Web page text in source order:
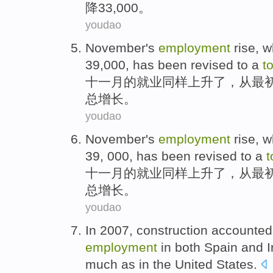
降33,000。
youdao
November's employment rise,
39,000, has been revised to a
十一月 的就业同样 上升了 ，从最
总增长。
youdao
November's employment rise,
39, 000, has been revised to a
十一月 的就业同样 上升了 ，从最
总增长。
youdao
In 2007, construction accounted
employment in both Spain and
much as in the United States.